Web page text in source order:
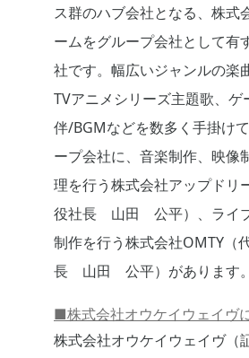
ス群のハブ会社となる、株式
ームをグループ会社として有
社です。幅広いジャンルの楽
TVアニメシリーズ主題歌、ゲ
伴/BGMなどを数多く手掛け
ープ会社に、音楽制作、映像
理を行う株式会社アップドリ
役社長 山田 公平）、ライ
制作を行う株式会社OMTY（
長 山田 公平）があります。
■株式会社オウケイウェイヴ
株式会社オウケイウェイヴ（